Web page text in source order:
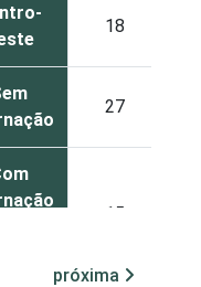
18
27
15
próxima